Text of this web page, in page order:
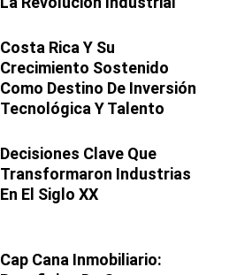
Costa Rica Y Su
Crecimiento Sostenido
Como Destino De Inversión
Tecnológica Y Talento
Decisiones Clave Que
Transformaron Industrias
En El Siglo XX
Cap Cana Inmobiliario: